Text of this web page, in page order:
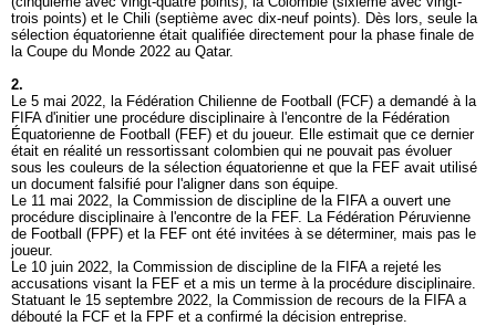
trois points) et le Chili (septième avec dix-neuf points). Dès lors, seule la
sélection équatorienne était qualifiée directement pour la phase finale de
la Coupe du Monde 2022 au Qatar.
2.
Le 5 mai 2022, la Fédération Chilienne de Football (FCF) a demandé à la
FIFA d'initier une procédure disciplinaire à l'encontre de la Fédération
Équatorienne de Football (FEF) et du joueur. Elle estimait que ce dernier
était en réalité un ressortissant colombien qui ne pouvait pas évoluer
sous les couleurs de la sélection équatorienne et que la FEF avait utilisé
un document falsifié pour l'aligner dans son équipe.
Le 11 mai 2022, la Commission de discipline de la FIFA a ouvert une
procédure disciplinaire à l'encontre de la FEF. La Fédération Péruvienne
de Football (FPF) et la FEF ont été invitées à se déterminer, mais pas le
joueur.
Le 10 juin 2022, la Commission de discipline de la FIFA a rejeté les
accusations visant la FEF et a mis un terme à la procédure disciplinaire.
Statuant le 15 septembre 2022, la Commission de recours de la FIFA a
débouté la FCF et la FPF et a confirmé la décision entreprise.